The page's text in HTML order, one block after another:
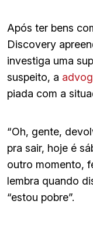
Após ter bens
Discovery
investiga uma
suspeito, a
piada com a
“Oh, gente,
pra sair, hoje é
outro momento,
lembra quando
“estou pobre”.